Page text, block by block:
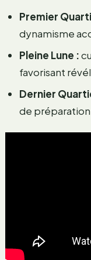
Premier
dynamisme
Pleine Lune :
favorisant
Dernier
de préparation